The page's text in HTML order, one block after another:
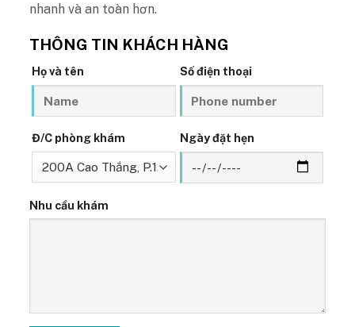
nhanh và an toàn hơn.
THÔNG TIN KHÁCH HÀNG
Họ và tên Số điện thoại
Đ/C phòng khám Ngày đặt hẹn
Nhu cầu khám